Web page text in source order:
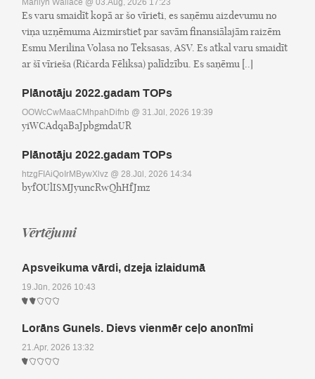
Es varu smaidīt kopā ar šo vīrieti, es saņēmu aizdevumu no
viņa uzņēmuma Aizmirstiet par savām finansiālajām raizēm
Esmu Merilina Volasa no Teksasas, ASV. Es atkal varu smaidīt
ar šī vīrieša (Ričarda Fēliksa) palīdzību. Es saņēmu [..]
Plānotāju 2022.gadam TOPs
OOWcCwMaaCMhpahDifnb @ 31.Jūl, 2026 19:39
yiWCAdqaBaJpbgmdaUR
Plānotāju 2022.gadam TOPs
htzgFIAiQoIrMBywXlvz @ 28.Jūl, 2026 14:34
byfOUlISMJyuncRwQhHfJmz
Vērtējumi
Apsveikuma vārdi, dzeja izlaidumā
19.Jūn, 2026 10:43
Lorāns Gunels. Dievs vienmēr ceļo anonīmi
21.Apr, 2026 13:32